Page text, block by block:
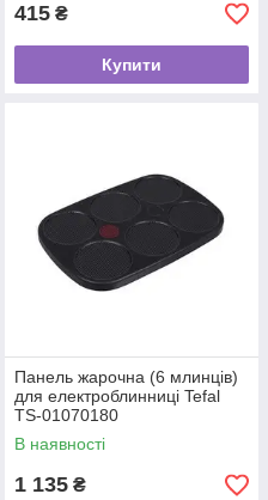
415 ₴
Купити
Панель жарочна (6 млинців)
для електроблинниці Tefal
TS-01070180
В наявності
1 135 ₴